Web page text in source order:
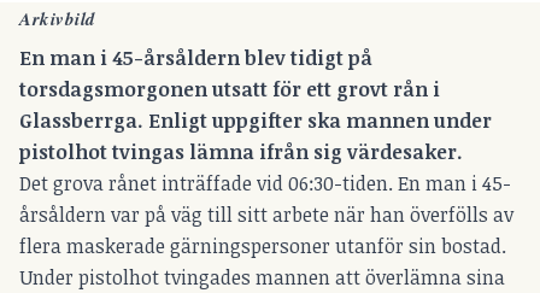
Arkivbild
En man i 45-årsåldern blev tidigt på
torsdagsmorgonen utsatt för ett grovt rån i
Glassberrga. Enligt uppgifter ska mannen under
pistolhot tvingas lämna ifrån sig värdesaker.
Det grova rånet inträffade vid 06:30-tiden. En man i 45-
årsåldern var på väg till sitt arbete när han överfölls av
flera maskerade gärningspersoner utanför sin bostad.
Under pistolhot tvingades mannen att överlämna sina